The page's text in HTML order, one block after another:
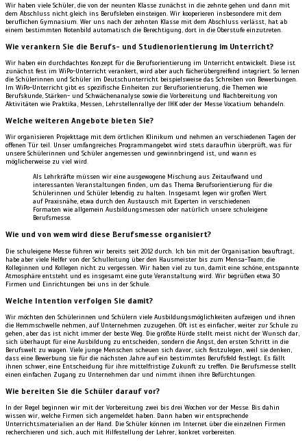
Wir haben viele Schüler, die von der neunten Klasse zunächst in die zehnte gehen und dann mit
dem Abschluss nicht gleich ins Berufsleben einsteigen. Wir kooperieren insbesondere mit dem
beruflichen Gymnasium. Wer uns nach der zehnten Klasse mit dem Abschluss verlässt, hat ab
einem bestimmten Notenbild automatisch die Berechtigung, dort in die Oberstufe einzutreten.
Wie verankern Sie die Berufs- und Studienorientierung im Unterricht?
Wir haben ein durchdachtes Konzept für die Berufsorientierung im Unterricht entwickelt. Diese ist
zunächst fest im WiPo-Unterricht verankert, wird aber auch fächerübergreifend integriert. So lernen
die Schülerinnen und Schüler im Deutschunterricht beispielsweise das Schreiben von Bewerbungen.
Im WiPo-Unterricht gibt es spezifische Einheiten zur Berufsorientierung, die Themen wie
Berufskunde, Stärken- und Schwächenanalyse sowie die Vorbereitung und Nachbereitung von
Aktivitäten wie Praktika, Messen, Lehrstellenrallye der IHK oder der Messe Vocatium behandeln.
Welche weiteren Angebote bieten Sie?
Wir organisieren Projekttage mit dem örtlichen Klinikum und nehmen an verschiedenen Tagen der
offenen Tür teil. Unser umfangreiches Programmangebot wird stets daraufhin überprüft, was für
unsere Schülerinnen und Schüler angemessen und gewinnbringend ist, und wann es
möglicherweise zu viel wird.
Als Lehrkräfte müssen wir eine ausgewogene Mischung aus Zeitaufwand und
interessanten Veranstaltungen finden, um das Thema Berufsorientierung für die
Schülerinnen und Schüler lebendig zu halten. Insgesamt legen wir großen Wert
auf Praxisnähe, etwa durch den Austausch mit Experten in verschiedenen
Formaten wie allgemein Ausbildungsmessen oder natürlich unsere schuleigene
Berufsmesse.
Wie und von wem wird diese Berufsmesse organisiert?
Die schuleigene Messe führen wir bereits seit 2012 durch. Ich bin mit der Organisation beauftragt,
habe aber viele Helfer von der Schulleitung über den Hausmeister bis zum Mensa-Team; die
Kolleginnen und Kollegen nicht zu vergessen. Wir haben viel zu tun, damit eine schöne, entspannte
Atmosphäre entsteht und es insgesamt eine gute Veranstaltung wird. Wir begrüßen etwa 30
Firmen und Einrichtungen bei uns in der Schule.
Welche Intention verfolgen Sie damit?
Wir möchten den Schülerinnen und Schülern viele Ausbildungsmöglichkeiten aufzeigen und ihnen
die Hemmschwelle nehmen, auf Unternehmen zuzugehen. Oft ist es einfacher, weiter zur Schule zu
gehen, aber das ist nicht immer der beste Weg. Die größte Hürde stellt meist nicht der Wunsch dar,
sich überhaupt für eine Ausbildung zu entscheiden, sondern die Angst, den ersten Schritt in die
Berufswelt zu wagen. Viele junge Menschen scheuen sich davor, sich festzulegen, weil sie denken,
dass eine Bewerbung sie für die nächsten Jahre auf ein bestimmtes Berufsfeld festlegt. Es fällt
ihnen schwer, eine Entscheidung für ihre mittelfristige Zukunft zu treffen. Die Berufsmesse stellt
einen einfachen Zugang zu Unternehmen dar und nimmt ihnen ihre Befürchtungen.
Wie bereiten Sie die Schüler darauf vor?
In der Regel beginnen wir mit der Vorbereitung zwei bis drei Wochen vor der Messe. Bis dahin
wissen wir, welche Firmen sich angemeldet haben. Dann haben wir entsprechende
Unterrichtsmaterialien an der Hand. Die Schüler können im Internet über die einzelnen Firmen
recherchieren und sich, auch mit Hilfestellung der Lehrer, konkret vorbereiten.